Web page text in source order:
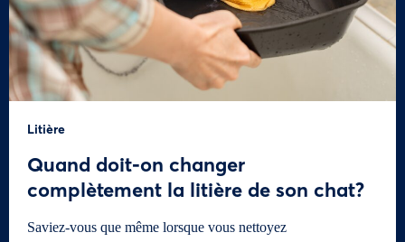
Litière
Quand doit-on changer
complètement la litière de son chat?
Saviez-vous que même lorsque vous nettoyez